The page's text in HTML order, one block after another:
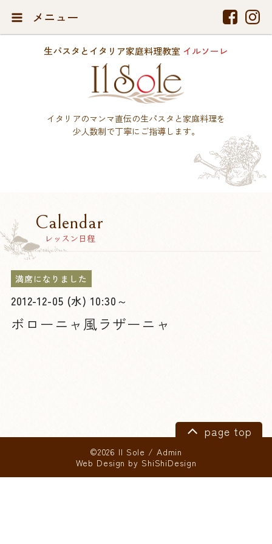
メニュー
生パスタとイタリア家庭料理教室 イルソーレ
イタリアのマンマ直伝の生パスタと家庭料理を
少人数制で丁寧にご指導します。
Calendar
レッスン日程
満席になりました
2012-12-05 (水) 10:30～
ボローニャ風ラザーニャ
page top
©2026 Il Sole / Admin
Web Design by ShiShiDesign